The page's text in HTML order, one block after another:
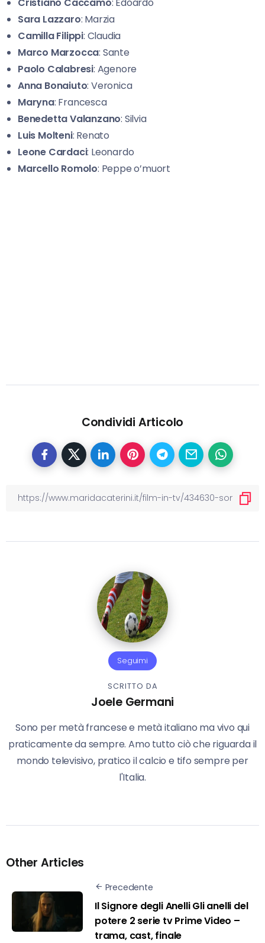
Cristiano Caccamo: Edoardo
Sara Lazzaro: Marzia
Camilla Filippi: Claudia
Marco Marzocca: Sante
Paolo Calabresi: Agenore
Anna Bonaiuto: Veronica
Maryna: Francesca
Benedetta Valanzano: Silvia
Luis Molteni: Renato
Leone Cardaci: Leonardo
Marcello Romolo: Peppe o’muort
Condividi Articolo
Seguimi
SCRITTO DA
Joele Germani
Sono per metà francese e metà italiano ma vivo qui
praticamente da sempre. Amo tutto ciò che riguarda il
mondo televisivo, pratico il calcio e tifo sempre per
l'Italia.
Other Articles
Precedente
Il Signore degli Anelli Gli anelli del
potere 2 serie tv Prime Video –
trama, cast, finale